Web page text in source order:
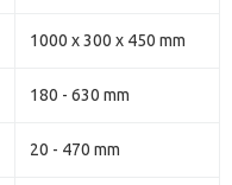
1000 x 300 x 450 mm
180 - 630 mm
20 - 470 mm